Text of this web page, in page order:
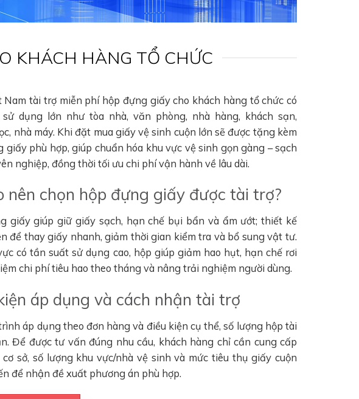
KHÁCH HÀNG TỔ CHỨC
Nam tài trợ miễn phí hộp đựng giấy cho khách hàng tổ chức có
dụng lớn như tòa nhà, văn phòng, nhà hàng, khách sạn,
nhà máy. Khi đặt mua giấy vệ sinh cuộn lớn sẽ được tặng kèm
giấy phù hợp, giúp chuẩn hóa khu vực vệ sinh gọn gàng – sạch
nghiệp, đồng thời tối ưu chi phí vận hành về lâu dài.
nên chọn hộp đựng giấy được tài trợ?
giấy giúp giữ giấy sạch, hạn chế bụi bẩn và ẩm ướt; thiết kế
để thay giấy nhanh, giảm thời gian kiểm tra và bổ sung vật tư.
có tần suất sử dụng cao, hộp giúp giảm hao hụt, hạn chế rơi
chi phí tiêu hao theo tháng và nâng trải nghiệm người dùng.
áp dụng và cách nhận tài trợ
áp dụng theo đơn hàng và điều kiện cụ thể, số lượng hộp tài
Để được tư vấn đúng nhu cầu, khách hàng chỉ cần cung cấp
sở, số lượng khu vực/nhà vệ sinh và mức tiêu thụ giấy cuộn
để nhận đề xuất phương án phù hợp.